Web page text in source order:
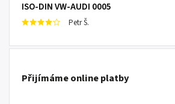
ISO-DIN VW-AUDI 0005
Petr Š.
Přijímáme online platby